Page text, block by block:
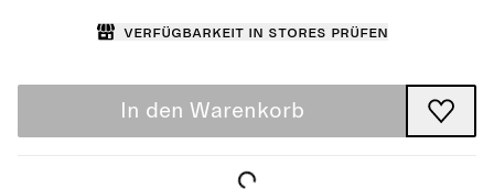
Verfügbarkeit in Stores prüfen
In den Warenkorb